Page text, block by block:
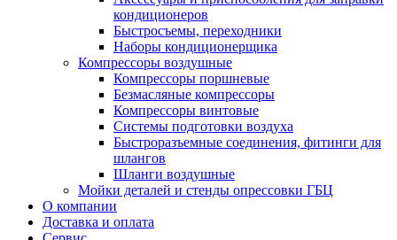
кондиционеров
Быстросъемы, переходники
Наборы кондиционерщика
Компрессоры воздушные
Компрессоры поршневые
Безмасляные компрессоры
Компрессоры винтовые
Системы подготовки воздуха
Быстроразъемные соединения, фитинги для
шлангов
Шланги воздушные
Мойки деталей и стенды опрессовки ГБЦ
О компании
Доставка и оплата